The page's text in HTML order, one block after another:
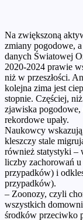
Na zwiększoną
zmiany pogodowe,
danych Światowej
2020-2024 prawie
niż w przeszłości.
kolejna zima jest
stopnie. Częściej,
zjawiska
rekordowe upały.
Naukowcy
kleszczy stale
również statystyki –
liczby zachorowań
przypadków) i
przypadków).
– Zoonozy, czyli
wszystkich
środków przeciwko